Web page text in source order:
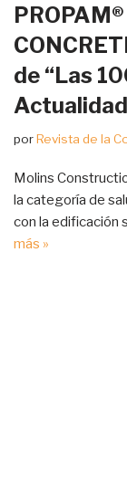
de “Las
porRevista de la
Molins
la categoría de
con la edificación
más »